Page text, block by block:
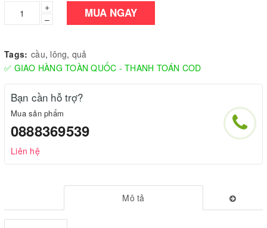
+
–
MUA NGAY
Tags: cầu, lông, quả
✅ GIAO HÀNG TOÀN QUỐC - THANH TOÁN COD
Bạn cần hỗ trợ?
Mua sản phẩm
0888369539
Liên hệ
Mô tả